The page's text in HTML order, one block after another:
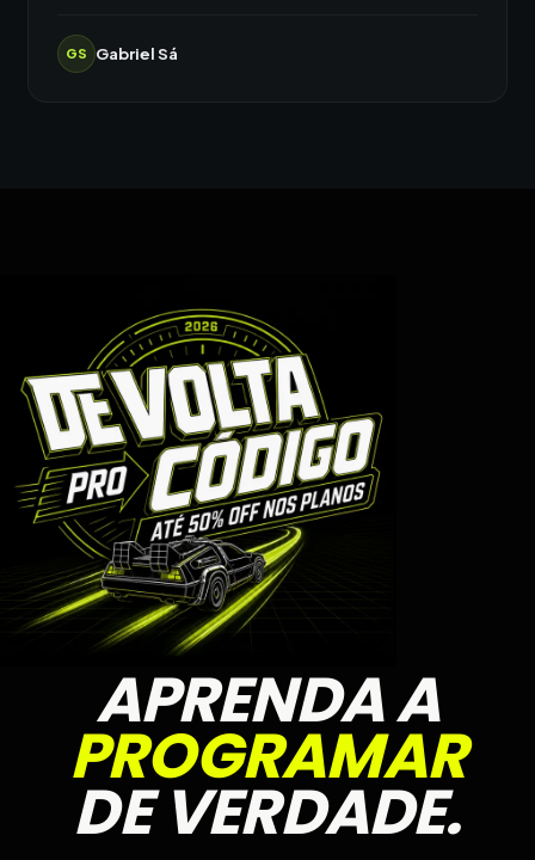
GS Gabriel Sá
APRENDA A
PROGRAMAR
DE VERDADE.